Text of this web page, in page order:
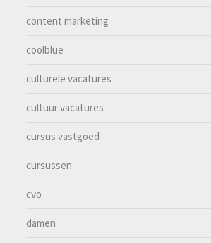
content marketing
coolblue
culturele vacatures
cultuur vacatures
cursus vastgoed
cursussen
cvo
damen